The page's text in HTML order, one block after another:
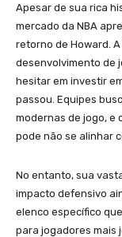
Apesar de sua rica
mercado da NBA
retorno de Howard.
desenvolvimento de
hesitar em investir
passou. Equipes
modernas de jogo, e
pode não se alinhar
No entanto, sua
impacto defensivo
elenco específico
para jogadores mais